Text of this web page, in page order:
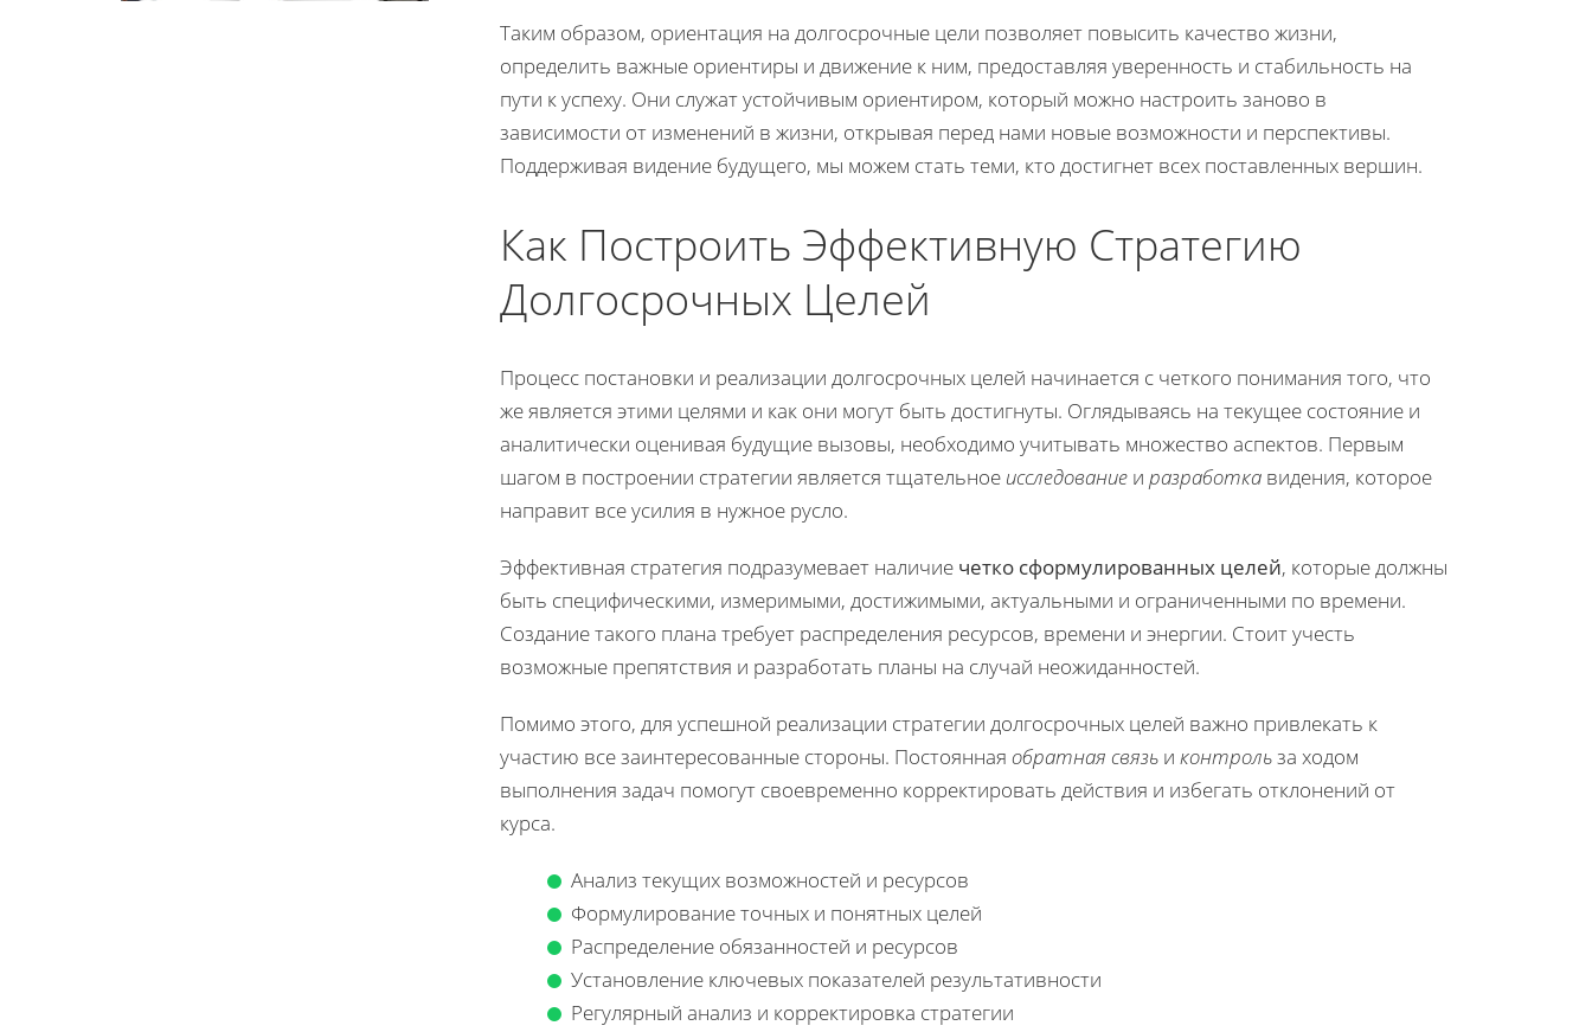
Таким образом, ориентация на долгосрочные цели позволяет повысить качество жизни,
определить важные ориентиры и движение к ним, предоставляя уверенность и стабильность на
пути к успеху. Они служат устойчивым ориентиром, который можно настроить заново в
зависимости от изменений в жизни, открывая перед нами новые возможности и перспективы.
Поддерживая видение будущего, мы можем стать теми, кто достигнет всех поставленных вершин.
Как Построить Эффективную Стратегию
Долгосрочных Целей
Процесс постановки и реализации долгосрочных целей начинается с четкого понимания того, что
же является этими целями и как они могут быть достигнуты. Оглядываясь на текущее состояние и
аналитически оценивая будущие вызовы, необходимо учитывать множество аспектов. Первым
шагом в построении стратегии является тщательное исследование и разработка видения, которое
направит все усилия в нужное русло.
Эффективная стратегия подразумевает наличие четко сформулированных целей, которые должны
быть специфическими, измеримыми, достижимыми, актуальными и ограниченными по времени.
Создание такого плана требует распределения ресурсов, времени и энергии. Стоит учесть
возможные препятствия и разработать планы на случай неожиданностей.
Помимо этого, для успешной реализации стратегии долгосрочных целей важно привлекать к
участию все заинтересованные стороны. Постоянная обратная связь и контрольза ходом
выполнения задач помогут своевременно корректировать действия и избегать отклонений от
курса.
Анализ текущих возможностей и ресурсов
Формулирование точных и понятных целей
Распределение обязанностей и ресурсов
Установление ключевых показателей результативности
Регулярный анализ и корректировка стратегии